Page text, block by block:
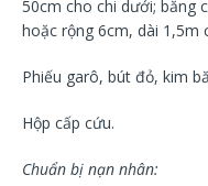
50cm cho chi dưới; băng
hoặc rộng 6cm, dài 1,5m
Phiếu garô, bút đỏ, kim
Hộp cấp cứu.
Chuẩn bị nạn nhân: